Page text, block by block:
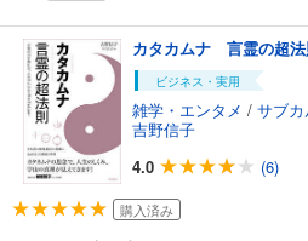
ビジネス・実用
雑学・エンタメ / サブ
吉野信子
4.0
(6)
購入済み